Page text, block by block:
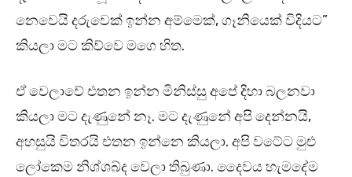
නෙවෙයි දරුවෙක් ඉන්න අම්මෙක්, ගෑනියෙක් විදියට”
කියලා මට කිව්වෙ මගෙ හිත.
ඒ වෙලාවේ එතන ඉන්න මිනිස්සු අපේ දිහා බලනවා
කියලා මට දැණුනේ නෑ. මට දැණුනේ අපි දෙන්නයි,
අහසුයි විතරයි එතන ඉන්නෙ කියලා. අපි වටේට මුළු
ලෝකෙම නිශ්ශබ්ද වෙලා තිබුණා. දෛවය හැමදේම